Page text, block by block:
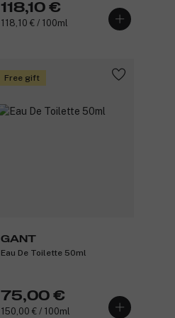
118,10 €
118,10 € / 100ml
Free gift
GANT
Eau De Toilette 50ml
75,00 €
150,00 € / 100ml